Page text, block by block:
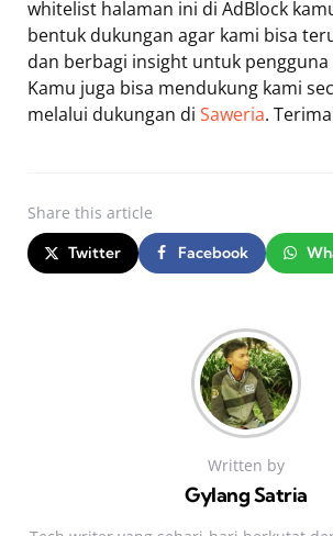
whitelist halaman ini di AdBlock
bentuk dukungan agar kami bisa
dan berbagi insight untuk pengguna
Kamu juga bisa mendukung kami
melalui dukungan di Saweria.
Share this article
Twitter Facebook
Written by
Gylang Satria